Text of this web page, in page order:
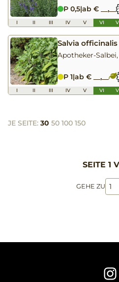
P 0,5|ab € __,__
I II III IV V VI
Salvia officinalis
Apotheker-
P 1|ab € __,__
I II III IV V VI
JE SEITE: 30 50 100 150
SEITE 1
GEHE ZU